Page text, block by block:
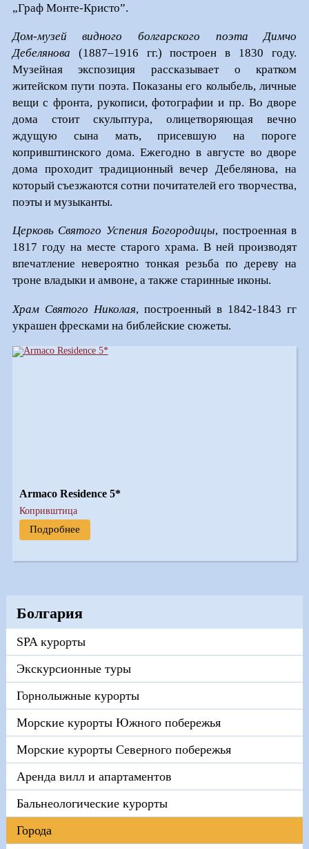
„Граф Монте-Кристо”.
Дом-музей видного болгарского поэта Димчо
Дебелянова (1887–1916 гг.) построен в 1830 году.
Музейная экспозиция рассказывает о кратком
житейском пути поэта. Показаны его колыбель, личные
вещи с фронта, рукописи, фотографии и пр. Во дворе
дома стоит скульптура, олицетворяющая вечно
ждущую сына мать, присевшую на пороге
копривштинского дома. Ежегодно в августе во дворе
дома проходит традиционный вечер Дебелянова, на
который съезжаются сотни почитателей его творчества,
поэты и музыканты.
Церковь Святого Успения Богородицы, построенная в
1817 году на месте старого храма. В ней производят
впечатление невероятно тонкая резьба по дереву на
троне владыки и амвоне, а также старинные иконы.
Храм Святого Николая, построенный в 1842-1843 гг
украшен фресками на библейские сюжеты.
Armaco Residence 5*
Копривштица
Подробнее
Болгария
SPA курорты
Экскурсионные туры
Горнолыжные курорты
Морские курорты Южного побережья
Морские курорты Северного побережья
Аренда вилл и апартаментов
Бальнеологические курорты
Города